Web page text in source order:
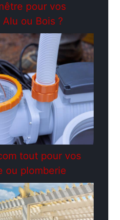
pour vos
ou Bois ?
tout pour vos
ou plomberie